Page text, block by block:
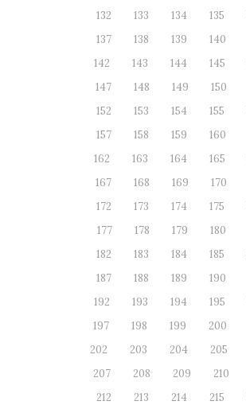
132
133 134 135
137
138 139 140
142
143 144 145
147
148 149 150
152
153 154 155
157
158 159 160
162
163 164 165
167
168 169 170
172
173 174 175
177
178 179 180
182
183 184 185
187
188 189 190
192
193 194 195
197
198 199 200
202
203 204 205
207
208 209 210
212
213 214 215